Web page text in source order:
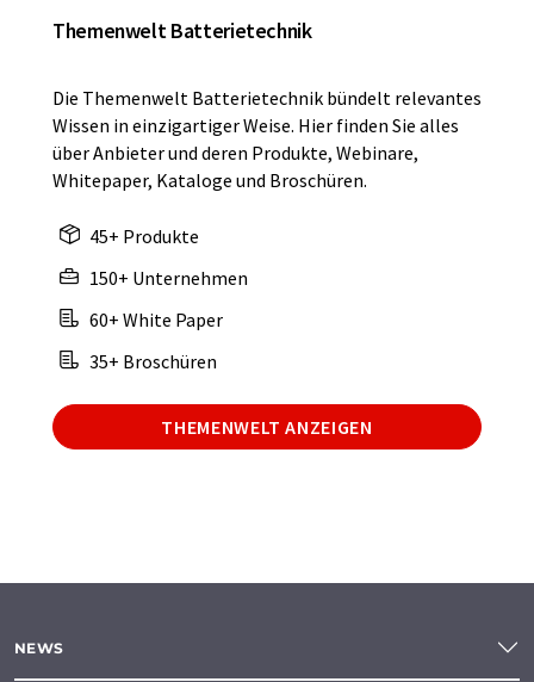
Themenwelt Batterietechnik
Die Themenwelt Batterietechnik bündelt relevantes
Wissen in einzigartiger Weise. Hier finden Sie alles
über Anbieter und deren Produkte, Webinare,
Whitepaper, Kataloge und Broschüren.
45+ Produkte
150+ Unternehmen
60+ White Paper
35+ Broschüren
THEMENWELT ANZEIGEN
NEWS